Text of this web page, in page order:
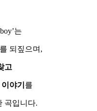
는
되짚으며,
고
야기 를
곡입니다.